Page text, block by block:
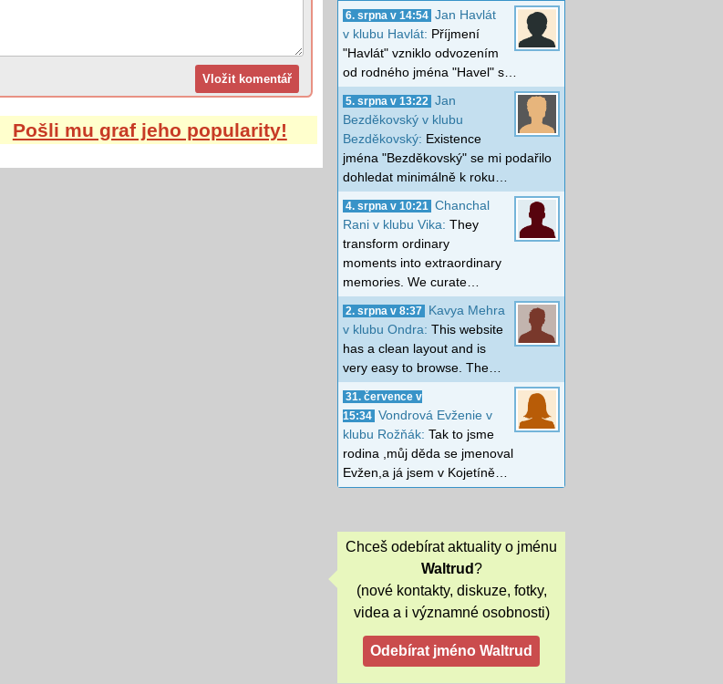
Pošli mu graf jeho popularity!
6. srpna v 14:54 Jan Havlát
v klubu Havlát: Příjmení
"Havlát" vzniklo odvozením
od rodného jména "Havel" s…
5. srpna v 13:22
Jan
Bezděkovský v klubu
Bezděkovský: Existence
jména "Bezděkovský" se mi podařilo
dohledat minimálně k roku…
4. srpna v 10:21
Chanchal
Rani v klubu Vika: They
transform ordinary
moments into extraordinary
memories. We curate…
2. srpna v 8:37
Kavya Mehra
v klubu Ondra: This website
has a clean layout and is
very easy to browse. The…
31. července v
15:34 Vondrová Evženie v
klubu Rožňák: Tak to jsme
rodina ,můj děda se jmenoval
Evžen,a já jsem v Kojetíně…
Chceš odebírat aktuality o jménu
Waltrud?
(nové kontakty, diskuze, fotky,
videa a i významné osobnosti)